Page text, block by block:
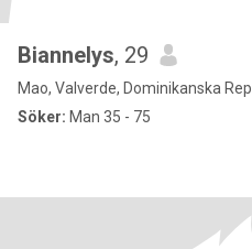
Biannelys, 29
Mao, Valverde, Dominikanska Rep.
Söker: Man 35 - 75